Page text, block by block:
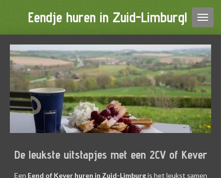
de
hoofdinhoud
Eendje huren in Zuid-Limburg!
De leukste uitstapjes met een 2CV of Kever
Een Eend of Kever huren in Zuid-Limburgis het leukst samen